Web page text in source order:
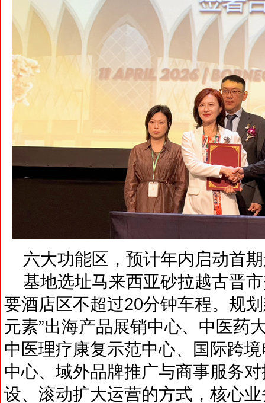
六大功能区，预计年内启动首
基地选址马来西亚砂拉越古晋
要酒店区不超过20分钟车程。规
元素”出海产品展销中心、中医药
中医理疗康复示范中心、国际跨
中心、域外品牌推广与商事服务
设、滚动扩大运营的方式，核心